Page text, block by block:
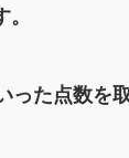
た点数